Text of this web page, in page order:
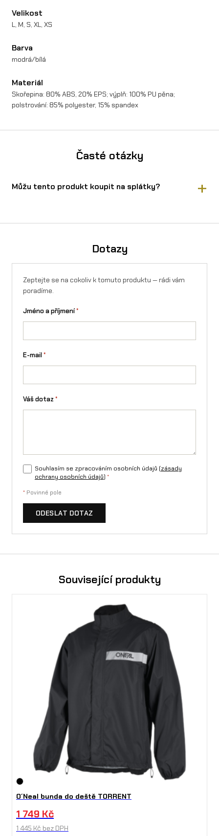
Velikost
L, M, S, XL, XS
Barva
modrá/bílá
Materiál
Skořepina: 80% ABS, 20% EPS; výplň: 100% PU pěna;
polstrování: 85% polyester, 15% spandex
Časté otázky
Můžu tento produkt koupit na splátky?
Dotazy
Zeptejte se na cokoliv k tomuto produktu — rádi vám
poradíme.
Jméno a příjmení*
E-mail*
Váš dotaz *
Souhlasím se zpracováním osobních údajů (zásady
ochrany osobních údajů) *
* Povinné pole
ODESLAT DOTAZ
Související produkty
O´Neal bunda do deště TORRENT
1 749 Kč
1 445 Kč bez DPH